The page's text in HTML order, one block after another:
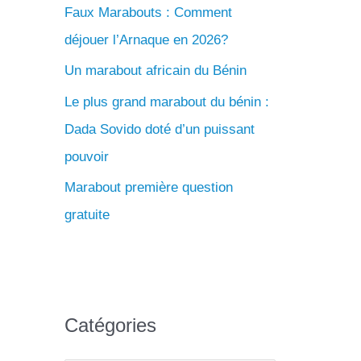
c
h
e
Faux Marabouts : Comment
déjouer l’Arnaque en 2026?
Un marabout africain du Bénin
Le plus grand marabout du bénin :
Dada Sovido doté d’un puissant
pouvoir
Marabout première question
gratuite
Catégories